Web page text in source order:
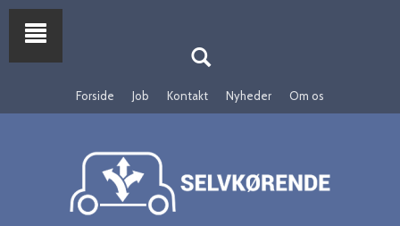
Forside Job Kontakt Nyheder Om os